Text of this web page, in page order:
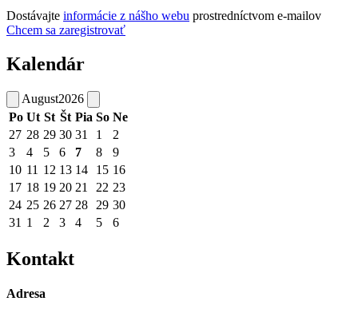
Dostávajte informácie z nášho webu prostredníctvom e-mailov
Chcem sa zaregistrovať
Kalendár
August2026
Po Ut St Št Pia So Ne
27 28 29 30 31 1
2
3
4 5 6 7 8
9
10 11 12 13 14 15 16
17 18 19 20 21 22 23
24 25 26 27 28 29 30
31 1 2 3 4 5 6
Kontakt
Adresa